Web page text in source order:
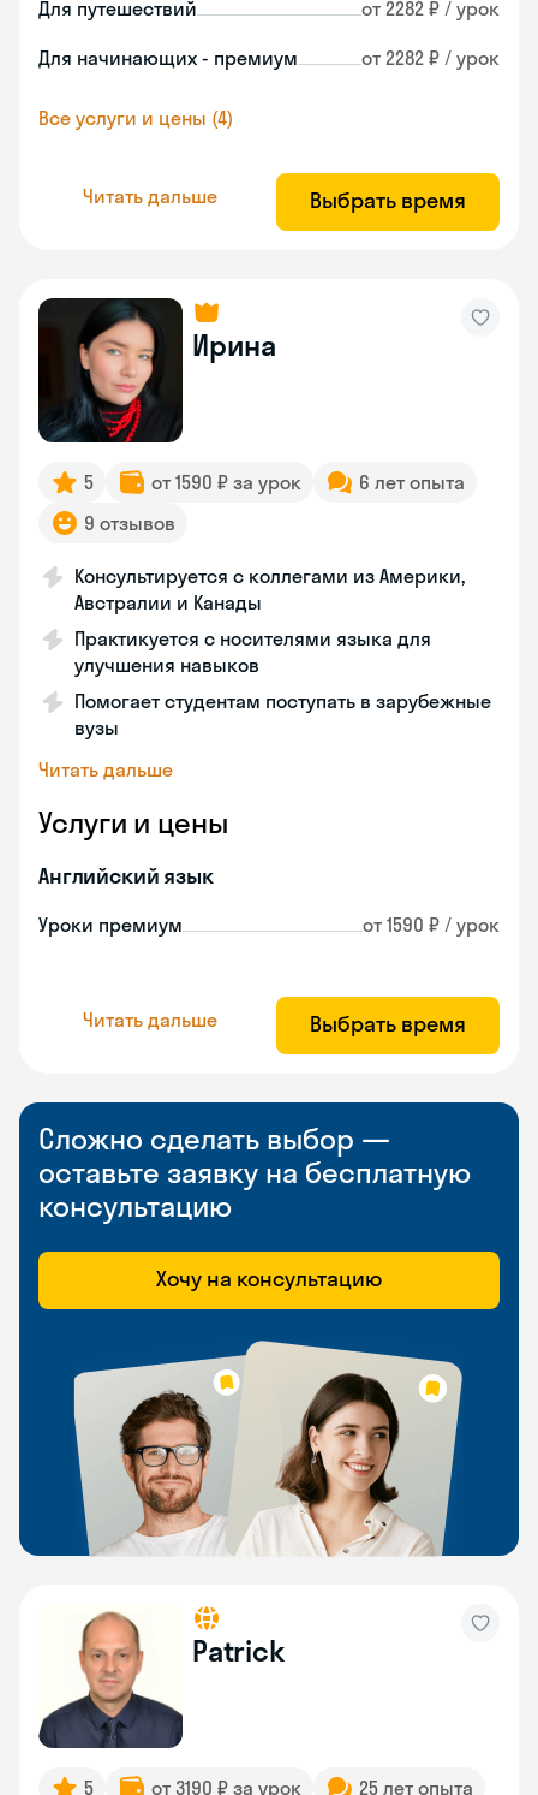
Для путешествий от 2282 ₽ / урок
Для начинающих - премиум от 2282 ₽ / урок
Все услуги и цены (4)
Читать дальше Выбрать время
Ирина
5 от 1590 ₽ за урок
6 лет опыта
9 отзывов
Консультируется с коллегами из Америки,
Австралии и Канады
Практикуется с носителями языка для
улучшения навыков
Помогает студентам поступать в зарубежные
вузы
Читать дальше
Услуги и цены
Английский язык
Уроки премиум от 1590 ₽ / урок
Читать дальше Выбрать время
Сложно сделать выбор —
оставьте заявку на бесплатную
консультацию
Хочу на консультацию
Patrick
5 от 3190 ₽ за урок 25 лет опыта